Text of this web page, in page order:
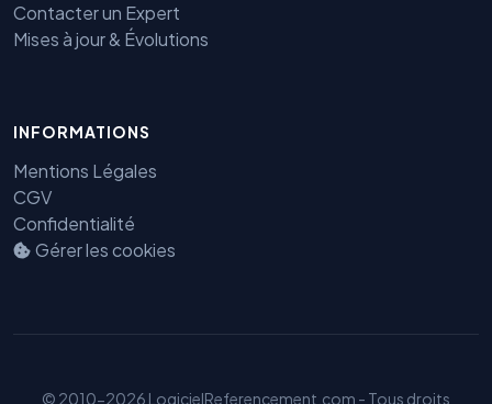
Contacter un Expert
Mises à jour & Évolutions
INFORMATIONS
Mentions Légales
CGV
Confidentialité
Gérer les cookies
© 2010-2026 LogicielReferencement.com - Tous droits
GEO